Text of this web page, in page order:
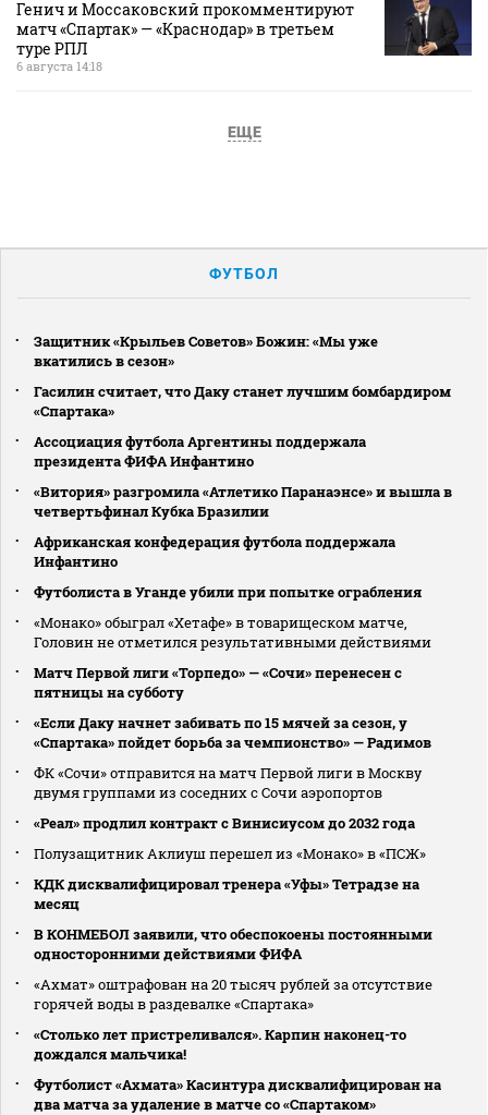
Генич и Моссаковский прокомментируют
матч «Спартак» — «Краснодар» в третьем
туре РПЛ
6 августа 14:18
ЕЩЕ
ФУТБОЛ
Защитник «Крыльев Советов» Божин: «Мы уже
вкатились в сезон»
Гасилин считает, что Даку станет лучшим бомбардиром
«Спартака»
Ассоциация футбола Аргентины поддержала
президента ФИФА Инфантино
«Витория» разгромила «Атлетико Паранаэнсе» и вышла в
четвертьфинал Кубка Бразилии
Африканская конфедерация футбола поддержала
Инфантино
Футболиста в Уганде убили при попытке ограбления
«Монако» обыграл «Хетафе» в товарищеском матче,
Головин не отметился результативными действиями
Матч Первой лиги «Торпедо» — «Сочи» перенесен с
пятницы на субботу
«Если Даку начнет забивать по 15 мячей за сезон, у
«Спартака» пойдет борьба за чемпионство» — Радимов
ФК «Сочи» отправится на матч Первой лиги в Москву
двумя группами из соседних с Сочи аэропортов
«Реал» продлил контракт с Винисиусом до 2032 года
Полузащитник Аклиуш перешел из «Монако» в «ПСЖ»
КДК дисквалифицировал тренера «Уфы» Тетрадзе на
месяц
В КОНМЕБОЛ заявили, что обеспокоены постоянными
односторонними действиями ФИФА
«Ахмат» оштрафован на 20 тысяч рублей за отсутствие
горячей воды в раздевалке «Спартака»
«Столько лет пристреливался». Карпин наконец-то
дождался мальчика!
Футболист «Ахмата» Касинтура дисквалифицирован на
два матча за удаление в матче со «Спартаком»